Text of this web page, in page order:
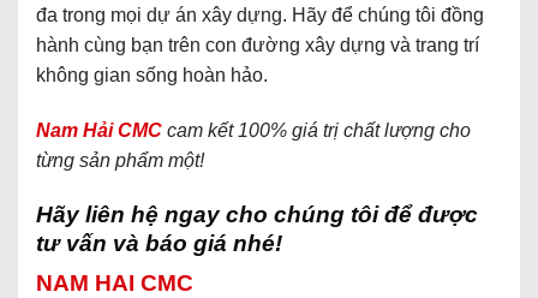
đa trong mọi dự án xây dựng. Hãy để chúng tôi đồng
hành cùng bạn trên con đường xây dựng và trang trí
không gian sống hoàn hảo.
Nam Hải CMC cam kết 100% giá trị chất lượng cho
từng sản phẩm một!
Hãy liên hệ ngay cho chúng tôi để được
tư vấn và báo giá nhé!
NAM HAI CMC